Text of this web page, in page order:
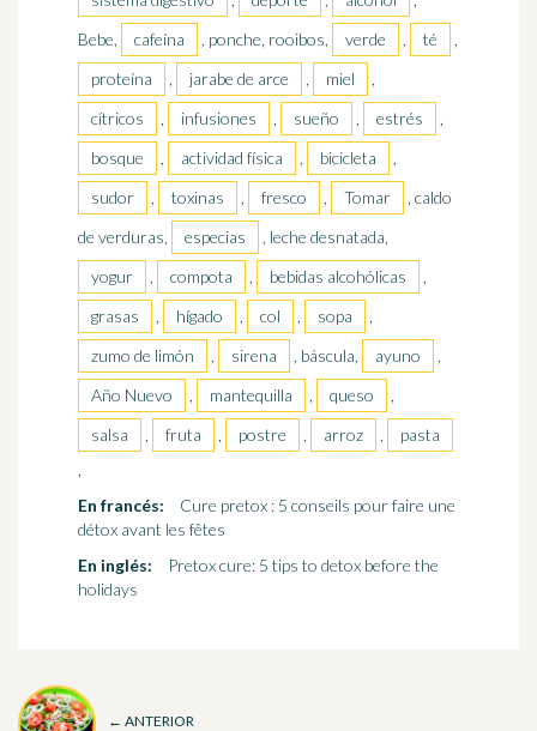
Bebe,
cafeína , ponche, rooibos, verde , té
,
proteína
, jarabe de arce , miel
,
cítricos
, infusiones , sueño , estrés
,
bosque
, actividad física , bicicleta
,
sudor
, toxinas , fresco , Tomar
, caldo
de verduras,
especias
, leche desnatada,
yogur
, compota , bebidas alcohólicas
,
grasas
, hígado , col , sopa
,
zumo de limón
, sirena , báscula, ayuno
,
Año Nuevo
, mantequilla , queso
,
salsa
, fruta , postre , arroz ,
pasta
,
En francés:
Cure pretox : 5 conseils pour faire une
détox avant les fêtes
En inglés:
Pretox cure: 5 tips to detox before the
holidays
← ANTERIOR